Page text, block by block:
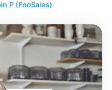
P (FooSales)